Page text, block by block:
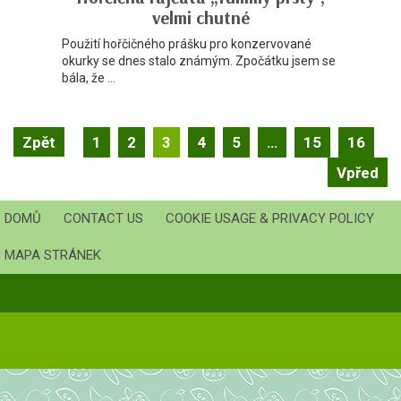
velmi chutné
Použití hořčičného prášku pro konzervované
okurky se dnes stalo známým. Zpočátku jsem se
bála, že ...
Záznam
navigace
Zpět 1 2 3 4 5 … 15
16
Vpřed
DOMŮ CONTACT US COOKIE USAGE & PRIVACY POLICY
MAPA STRÁNEK